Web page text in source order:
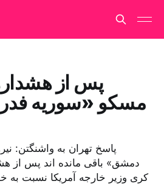
پس از
مسکو «سوریه
پاسخ تهران به واشنگتن:
دمشق» باقی مانده اند پس از
کری وزیر خارجه آمریکا نسبت به